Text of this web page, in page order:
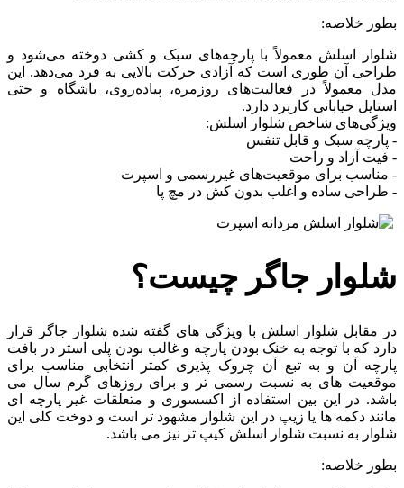
بطور خلاصه:
شلوار اسلش معمولاً با پارچه‌های سبک و کشی دوخته می‌شود و
طراحی آن طوری است که آزادی حرکت بالایی به فرد می‌دهد. این
مدل معمولاً در فعالیت‌های روزمره، پیاده‌روی، باشگاه و حتی
استایل خیابانی کاربرد دارد.
ویژگی‌های شاخص شلوار اسلش:
- پارچه سبک و قابل تنفس
- فیت آزاد و راحت
- مناسب برای موقعیت‌های غیررسمی و اسپرت
- طراحی ساده و اغلب بدون کش در مچ پا
شلوار جاگر چیست؟
در مقابل شلوار اسلش با ویژگی های گفته شده شلوار جاگر قرار
دارد که با توجه به خنک بودن پارچه و غالب بودن پلی استر در بافت
پارچه آن و به تبع آن چروک پذیری کمتر انتخابی مناسب برای
موقعیت های به نسبت رسمی تر و برای روزهای گرم سال می
باشد. در این بین استفاده از اکسسوری و متعلقات غیر پارچه ای
مانند دکمه ها یا زیپ در این شلوار مشهود تر است و دوخت کلی این
شلوار به نسبت شلوار اسلش کیپ تر نیز می باشد.
بطور خلاصه: